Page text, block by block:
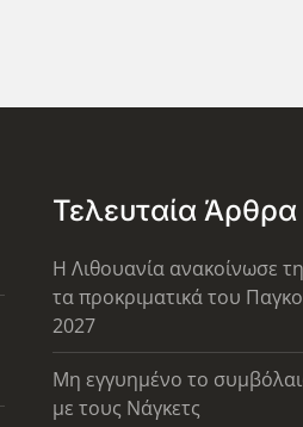
Τελευταία Άρθρα
Η Λιθουανία ανακοίνωσε
τα προκριματικά του
2027
Μη εγγυημένο το
με τους Νάγκετς